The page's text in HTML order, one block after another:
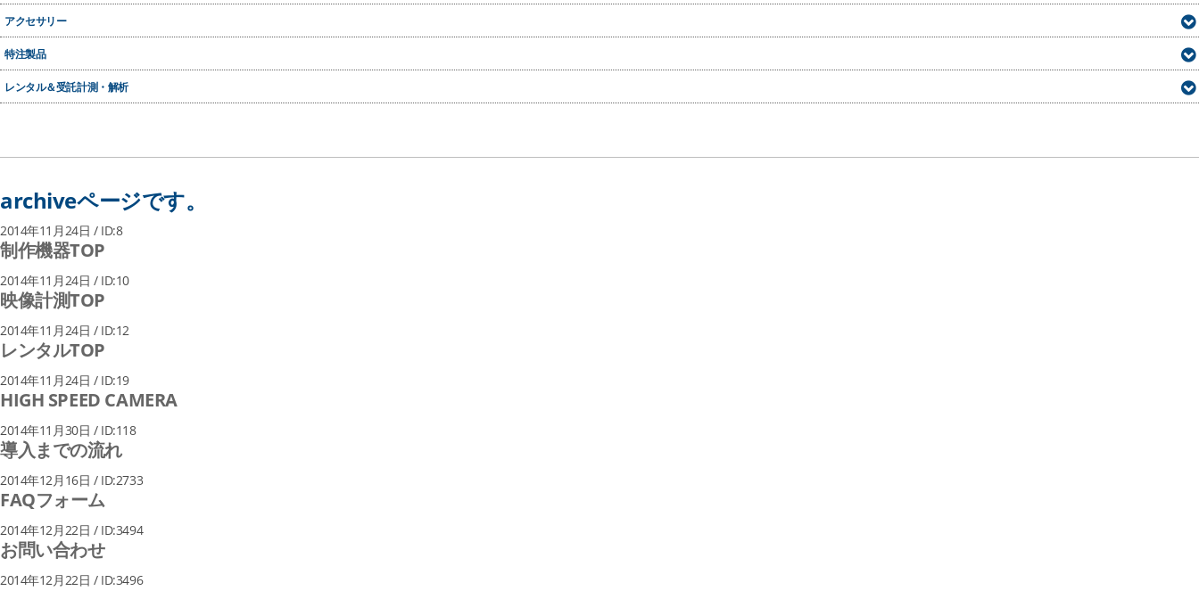
アクセサリー
特注製品
レンタル＆受託計測・解析
archiveページです。
2014年11月24日 / ID:8
制作機器TOP
2014年11月24日 / ID:10
映像計測TOP
2014年11月24日 / ID:12
レンタルTOP
2014年11月24日 / ID:19
HIGH SPEED CAMERA
2014年11月30日 / ID:118
導入までの流れ
2014年12月16日 / ID:2733
FAQフォーム
2014年12月22日 / ID:3494
お問い合わせ
2014年12月22日 / ID:3496